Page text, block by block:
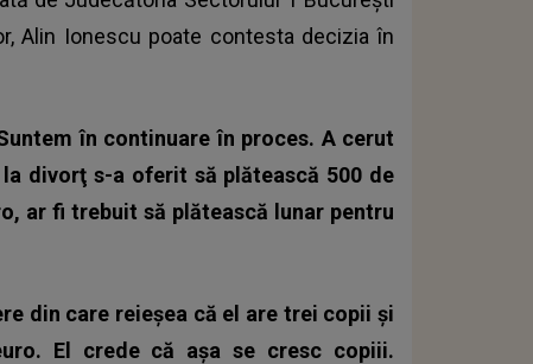
Alin Ionescu poate contesta decizia în
în continuare în proces. A cerut
divorţ s-a oferit să plătească 500 de
ar fi trebuit să plătească lunar pentru
din care reieşea că el are trei copii şi
El crede că aşa se cresc copiii.